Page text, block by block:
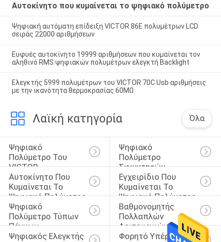
Αυτοκίνητο που κυμαίνεται το ψηφιακό πολύμετρο
Ψηφιακή αυτόματη επίδειξη VICTOR 86E πολυμέτρων LCD
σειράς 22000 αριθμήσεων
Ευφυές αυτοκίνητο 19999 αριθμήσεων που κυμαίνεται τον
αληθινό RMS ψηφιακών πολυμέτρων ελεγκτή Backlight
Ελεγκτής 5999 πολυμέτρων του VICTOR 70C Usb αριθμήσεις
με την ικανότητα θερμοκρασίας 60MΩ
Λαϊκή κατηγορία Όλα
Ψηφιακό
Πολύμετρο Του
VICTOR
Ψηφιακό
Πολύμετρο
Σφιγκτηρών
Αυτοκίνητο Που
Κυμαίνεται Το
Ψηφιακό Πολύμετρο
Εγχειρίδιο Που
Κυμαίνεται Το
Ψηφιακό Πολύμετρο
Ψηφιακό
Πολύμετρο Τύπων
Πάγκων
Βαθμονομητής
Πολλαπλών
Λειτουργιών
Ψηφιακός Ελεγκτής
Φορητό Υπέρυθρο